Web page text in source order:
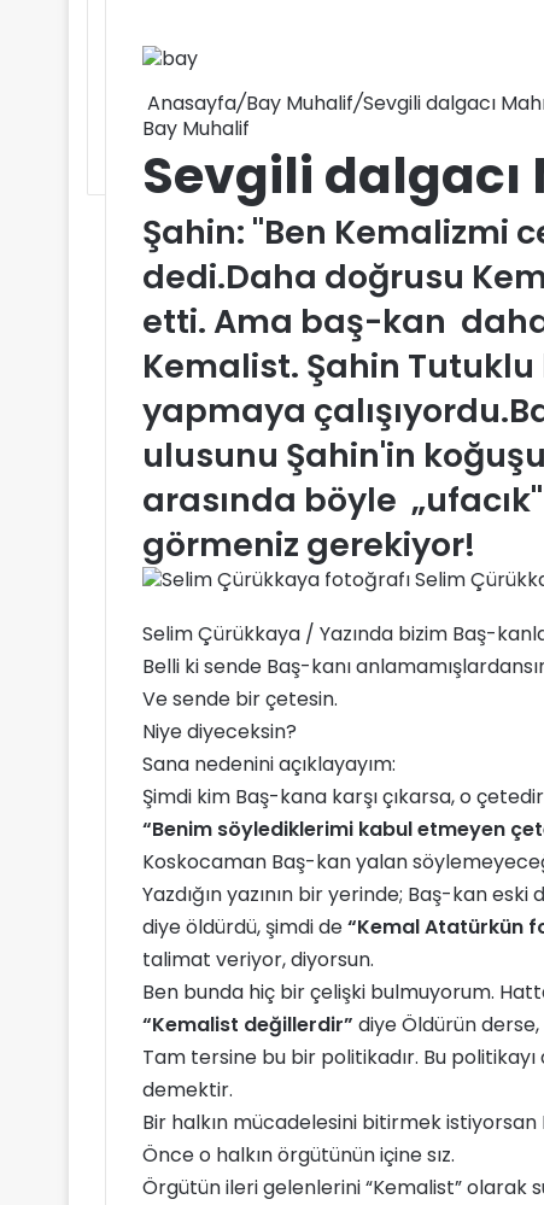
Anasayfa/Bay Muhalif/Sevgili dalgacı
Bay Muhalif
Sevgili
Şahin: "Ben Kemalizmi
dedi.Daha doğrusu
etti. Ama baş-kan
Kemalist. Şahin
yapmaya
ulusunu Şahin'in
arasında böyle
görmeniz gerekiyor!
Selim
Selim Çürükkaya / Yazında bizim Baş-
Belli ki sende Baş-kanı
Ve sende bir çetesin.
Niye diyeceksin?
Sana nedenini açıklayayım:
Şimdi kim Baş-kana karşı çıkarsa, o
“Benim söylediklerimi kabul etmeyen
Koskocaman Baş-kan yalan
Yazdığın yazının bir yerinde; Baş-kan eski
diye öldürdü, şimdi de“Kemal Atatürkün
talimat veriyor, diyorsun.
Ben bunda hiç bir çelişki bulmuyorum.
“Kemalist değillerdir” diye Öldürün
Tam tersine bu bir politikadır. Bu politikayı
demektir.
Bir halkın mücadelesini bitirmek istiyorsan
Önce o halkın örgütünün içine sız.
Örgütün ileri gelenlerini “Kemalist” olarak